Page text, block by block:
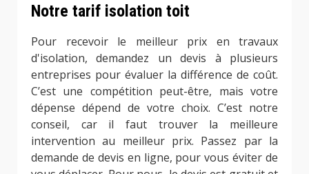
Notre tarif isolation toit
Pour recevoir le meilleur prix en travaux
d'isolation, demandez un devis à plusieurs
entreprises pour évaluer la différence de coût.
C’est une compétition peut-être, mais votre
dépense dépend de votre choix. C’est notre
conseil, car il faut trouver la meilleure
intervention au meilleur prix. Passez par la
demande de devis en ligne, pour vous éviter de